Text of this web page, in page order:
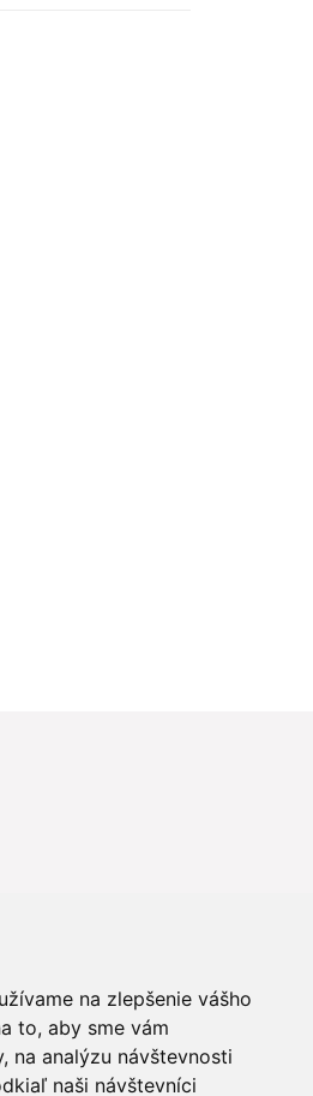
na zlepšenie vášho
to, aby sme vám
na analýzu návštevnosti
naši návštevníci